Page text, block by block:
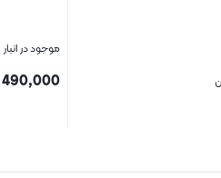
موجود در انبار
490,000